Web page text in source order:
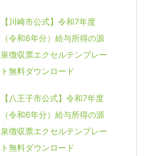
【川崎市公式】令和7年度
（令和6年分）給与所得の源
泉徴収票エクセルテンプレー
ト無料ダウンロード
【八王子市公式】令和7年度
（令和6年分）給与所得の源
泉徴収票エクセルテンプレー
ト無料ダウンロード